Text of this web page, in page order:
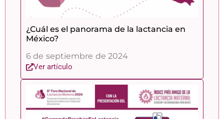
¿Cuál es el panorama de la lactancia en
México?
6 de septiembre de 2024
Ver artículo